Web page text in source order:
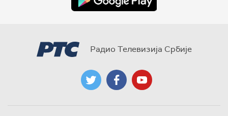
Радио Телевизија Србије